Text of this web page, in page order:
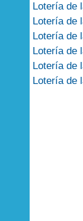
Lotería de
Lotería de
Lotería de
Lotería de
Lotería de
Lotería de